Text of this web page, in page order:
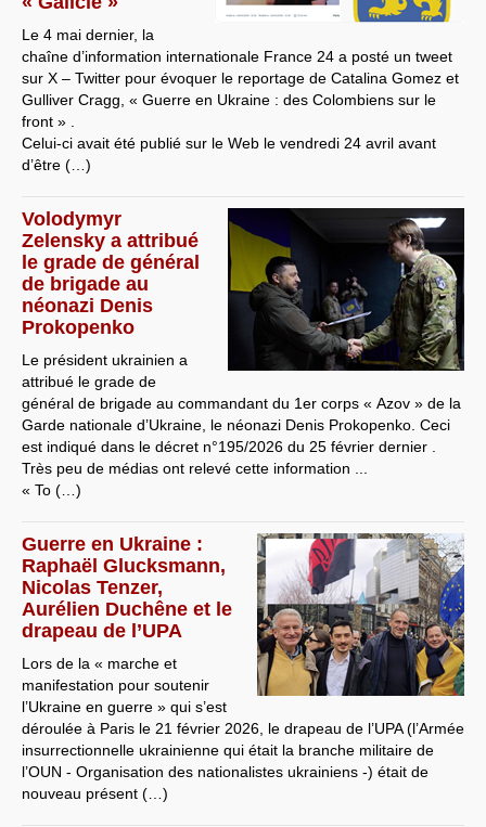
Le 4 mai dernier, la
chaîne d’information internationale France 24 a posté un tweet
sur X – Twitter pour évoquer le reportage de Catalina Gomez et
Gulliver Cragg, « Guerre en Ukraine : des Colombiens sur le
front » .
Celui-ci avait été publié sur le Web le vendredi 24 avril avant
d’être (…)
Volodymyr
Zelensky a attribué
le grade de général
de brigade au
néonazi Denis
Prokopenko
Le président ukrainien a
attribué le grade de
général de brigade au commandant du 1er corps « Azov » de la
Garde nationale d’Ukraine, le néonazi Denis Prokopenko. Ceci
est indiqué dans le décret n°195/2026 du 25 février dernier .
Très peu de médias ont relevé cette information ...
« To (…)
Guerre en Ukraine :
Raphaël Glucksmann,
Nicolas Tenzer,
Aurélien Duchêne et le
drapeau de l’UPA
Lors de la « marche et
manifestation pour soutenir
l’Ukraine en guerre » qui s’est
déroulée à Paris le 21 février 2026, le drapeau de l’UPA (l’Armée
insurrectionnelle ukrainienne qui était la branche militaire de
l’OUN - Organisation des nationalistes ukrainiens -) était de
nouveau présent (…)